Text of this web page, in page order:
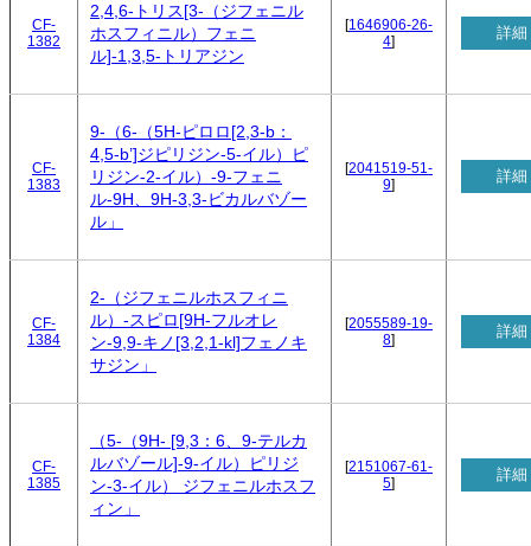
CF-
1382
2,4,6-トリス[3-（ジフェニル
ホスフィニル）フェニ
ル]-1,3,5-トリアジン
[1646906-26-
4] 詳細
CF-
1383
9-（6-（5H-ピロロ[2,3-b：
4,5-b’]ジピリジン-5-イル）ピ
リジン-2-イル）-9-フェニ
ル-9H、9H-3,3-ビカルバゾー
ル」
[2041519-51-
9] 詳細
CF-
1384
2-（ジフェニルホスフィニ
ル）-スピロ[9H-フルオレ
ン-9,9-キノ[3,2,1-kl]フェノキ
サジン」
[2055589-19-
8] 詳細
CF-
1385
（5-（9H- [9,3：6、9-テルカ
ルバゾール]-9-イル）ピリジ
ン-3-イル） ジフェニルホスフ
ィン」
[2151067-61-
5] 詳細